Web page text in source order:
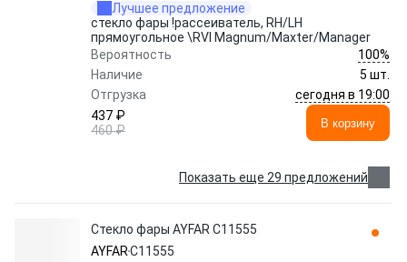
Лучшее предложение
стекло фары !рассеиватель, RH/LH
прямоугольное \RVI Magnum/Maxter/Manager
Вероятность
100%
Наличие
5 шт.
Отгрузка
сегодня в 19:00
437 ₽
460 ₽
В корзину
Показать еще 29 предложений
Стекло фары AYFAR C11555
AYFARC11555